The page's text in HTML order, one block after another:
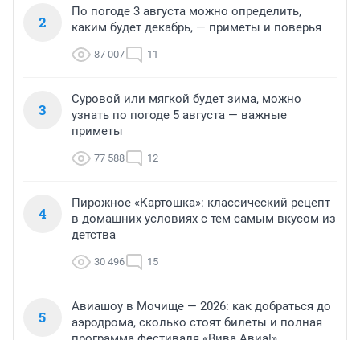
2
По погоде 3 августа можно определить,
каким будет декабрь, — приметы и поверья
87 007 11
3
Суровой или мягкой будет зима, можно
узнать по погоде 5 августа — важные
приметы
77 588 12
4
Пирожное «Картошка»: классический рецепт
в домашних условиях с тем самым вкусом из
детства
30 496 15
5
Авиашоу в Мочище — 2026: как добраться до
аэродрома, сколько стоят билеты и полная